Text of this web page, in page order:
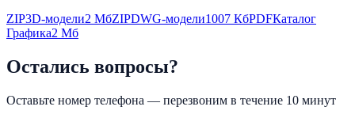
ZIP3D-модели2 МбZIPDWG-модели1007 КбPDFКаталог
Графика2 Мб
Остались вопросы?
Оставьте номер телефона — перезвоним в течение 10 минут